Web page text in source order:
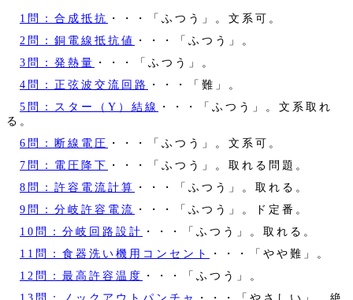
1問：合成抵抗 ・・・「ふつう」。文系可。
2問：銅電線抵抗値
・・・「ふつう」。
3問：発熱量 ・・・「ふつう」。
4問：正弦波交流回路
・・・「難」。
5問：スター（Y）結線
・・・「ふつう」。文系取れ
る。
6問：断線電圧 ・・・「ふつう」。文系可。
7問：電圧降下 ・・・「ふつう」。取れる問題。
8問：許容電流計算 ・・・「ふつう」。取れる。
9問：分岐許容電流 ・・・「ふつう」。ド定番。
10問：分岐回路設計 ・・・「ふつう」。取れる。
11問：食器洗い機用コンセント
・・・「やや難」。
12問：最高許容温度 ・・・「ふつう」。